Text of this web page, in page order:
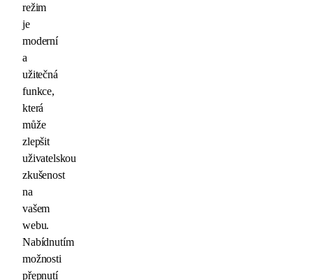
režim
je
moderní
a
užitečná
funkce,
která
může
zlepšit
uživatelskou
zkušenost
na
vašem
webu.
Nabídnutím
možnosti
přepnutí